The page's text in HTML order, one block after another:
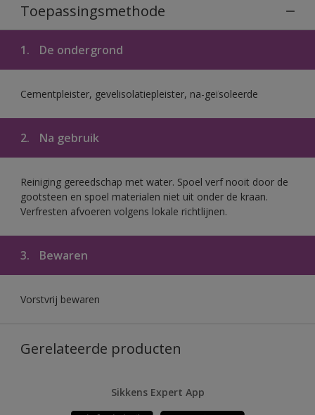
Toepassingsmethode
1. De ondergrond
Cementpleister, gevelisolatiepleister, na-geïsoleerde
2. Na gebruik
Reiniging gereedschap met water. Spoel verf nooit door de
gootsteen en spoel materialen niet uit onder de kraan.
Verfresten afvoeren volgens lokale richtlijnen.
3. Bewaren
Vorstvrij bewaren
Gerelateerde producten
Sikkens Expert App